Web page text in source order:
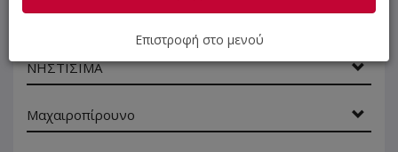
ΝΗΣΤΙΣΙΜΑ
Μαχαιροπίρουνο
Επιστροφή στο μενού